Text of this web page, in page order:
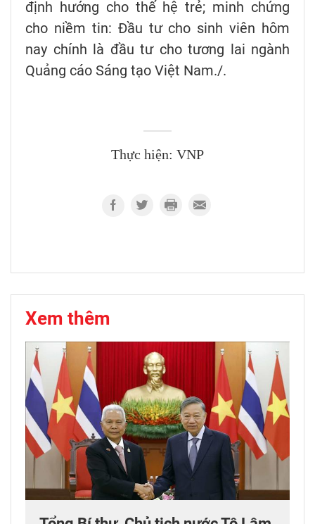
định hướng cho thế hệ trẻ; minh chứng
cho niềm tin: Đầu tư cho sinh viên hôm
nay chính là đầu tư cho tương lai ngành
Quảng cáo Sáng tạo Việt Nam./.
Thực hiện: VNP
Xem thêm